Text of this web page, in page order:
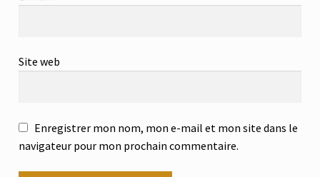
Site web
Enregistrer mon nom, mon e-mail et mon site dans le
navigateur pour mon prochain commentaire.